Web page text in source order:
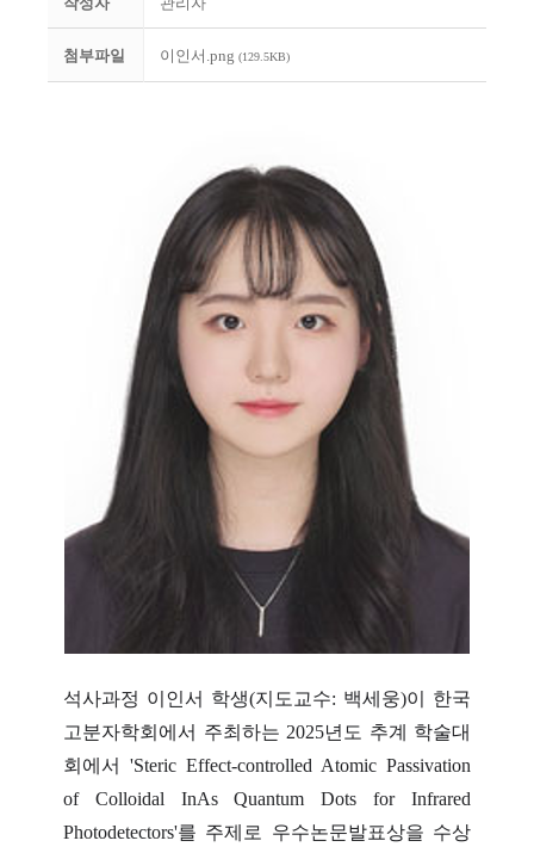
첨부파일 이인서.png (129.5KB)
석사과정 이인서 학생(지도교수: 백세웅)이 한국
고분자학회에서 주최하는 2025년도 추계 학술대
회에서 'Steric Effect-controlled Atomic Passivation
of Colloidal InAs Quantum Dots for Infrared
Photodetectors'를 주제로 우수논문발표상을 수상